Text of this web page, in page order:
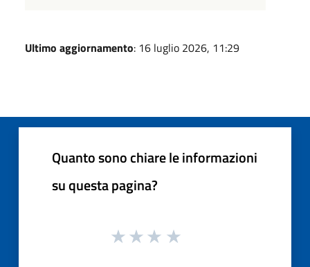
Ultimo aggiornamento: 16 luglio 2026, 11:29
Quanto sono chiare le informazioni
su questa pagina?